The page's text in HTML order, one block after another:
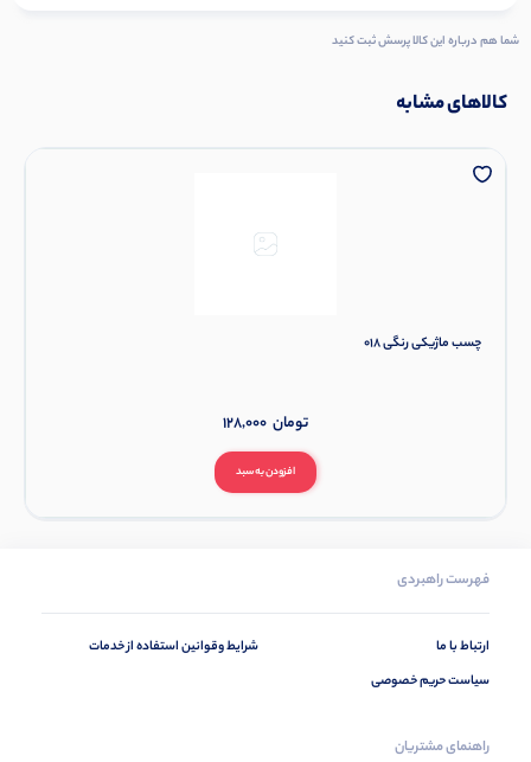
شما هم درباره این کالا پرسش ثبت کنید
کالاهای مشابه
چسب ماژیکی رنگی 018
افزودن به سبد
128,000 تومان
فهرست راهبردی
ارتباط با ما
سیاست حریم خصوصی
شرایط وقوانین استفاده از خدمات
راهنمای مشتریان